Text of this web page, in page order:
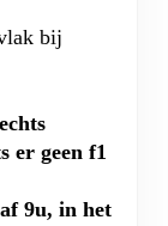
bij
er geen f1
9u, in het